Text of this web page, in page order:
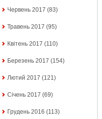
Червень 2017 (83)
Травень 2017 (95)
Квітень 2017 (110)
Березень 2017 (154)
Лютий 2017 (121)
Січень 2017 (69)
Грудень 2016 (113)